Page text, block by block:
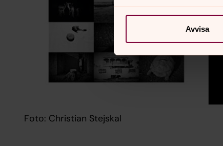
Avvisa
Foto: Christian Stejskal